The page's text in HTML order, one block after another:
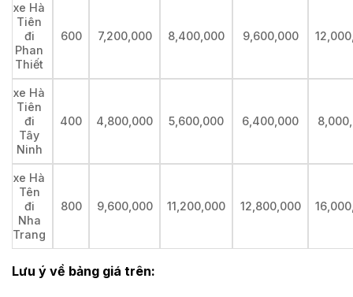
xe Hà
Tiên
đi
Phan
Thiết
600 7,200,000 8,400,000 9,600,000
xe Hà
Tiên
đi
Tây
Ninh
400 4,800,000 5,600,000 6,400,000
xe Hà
Tên
đi
Nha
Trang
800 9,600,000 11,200,000 12,800,000
Lưu ý về bảng giá trên: